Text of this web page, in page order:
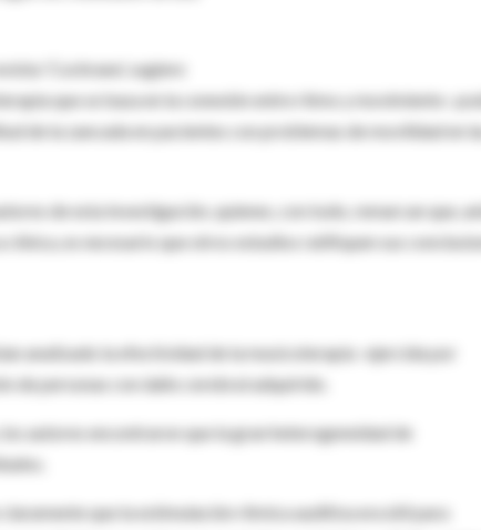
'Cochrane', sugiere
que se basa en la conexión entre ritmo y movimiento-
de la zancada en pacientes con problemas de movilidad en
de esta investigación, quienes, con todo, remarcan que,
es necesario que otros estudios ratifiquen sus
analizado la efectividad de la musicoterapia -ejercida por
de personas con daño cerebral adquirido.
autores encontraron que la gran heterogeneidad de
que la estimulación rítmica auditiva era útil para